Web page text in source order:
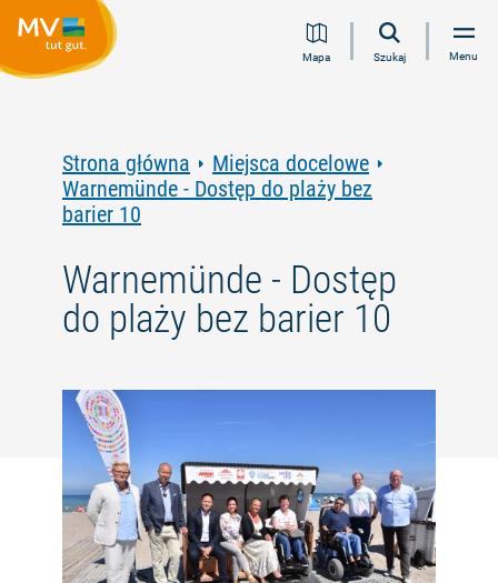
Przejdź
Przejdź
Przejdź
Przejdź
Mapa Szukaj Menu
Strona główna
Miejsca docelowe
Warnemünde - Dostęp do plaży bez
barier 10
Warnemünde - Dostęp
do plaży bez barier 10